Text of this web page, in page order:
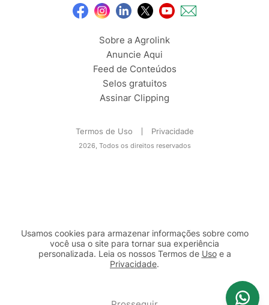
Sobre a Agrolink
Anuncie Aqui
Feed de Conteúdos
Selos gratuitos
Assinar Clipping
Termos de Uso Privacidade
2026, Todos os direitos reservados
Usamos cookies para armazenar informações sobre como
você usa o site para tornar sua experiência
personalizada. Leia os nossos Termos de Usoe a
Privacidade.